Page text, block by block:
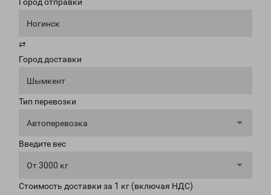
Ногинск
⇄
Город доставки
Шымкент
Тип перевозки
Автоперевозка
Введите вес
От 3000 кг
Стоимость доставки за 1 кг (включая НДС)